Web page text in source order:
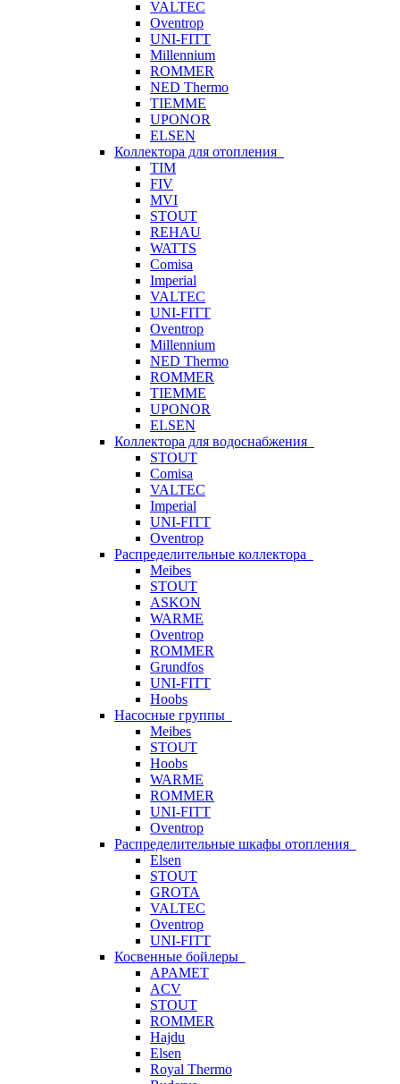
VALTEC
Oventrop
UNI-FITT
Millennium
ROMMER
NED Thermo
TIEMME
UPONOR
ELSEN
Коллектора для отопления
TIM
FIV
MVI
STOUT
REHAU
WATTS
Comisa
Imperial
VALTEC
UNI-FITT
Oventrop
Millennium
NED Thermo
ROMMER
TIEMME
UPONOR
ELSEN
Коллектора для водоснабжения
STOUT
Comisa
VALTEC
Imperial
UNI-FITT
Oventrop
Распределительные коллектора
Meibes
STOUT
ASKON
WARME
Oventrop
ROMMER
Grundfos
UNI-FITT
Hoobs
Насосные группы
Meibes
STOUT
Hoobs
WARME
ROMMER
UNI-FITT
Oventrop
Распределительные шкафы отопления
Elsen
STOUT
GROTA
VALTEC
Oventrop
UNI-FITT
Косвенные бойлеры
APAMET
ACV
STOUT
ROMMER
Hajdu
Elsen
Royal Thermo